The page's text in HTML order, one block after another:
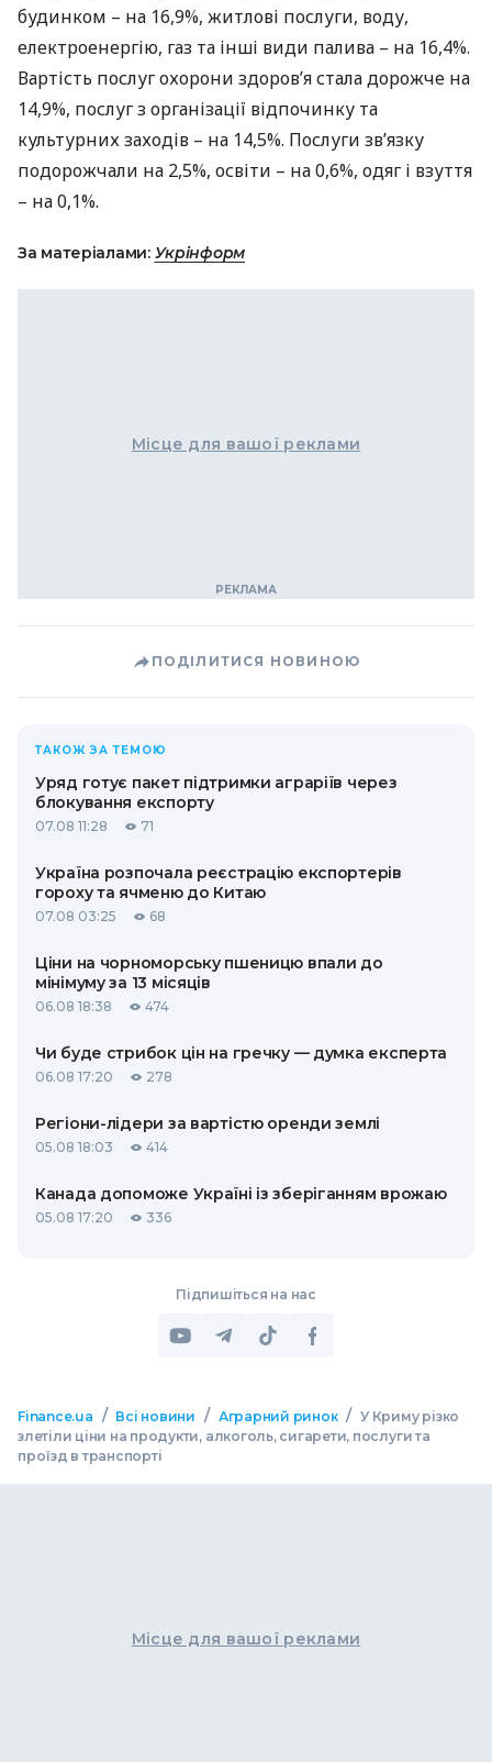
будинком – на 16,9%, житлові послуги, воду,
електроенергію, газ та інші види палива – на 16,4%.
Вартість послуг охорони здоров’я стала дорожче на
14,9%, послуг з організації відпочинку та
культурних заходів – на 14,5%. Послуги зв’язку
подорожчали на 2,5%, освіти – на 0,6%, одяг і взуття
– на 0,1%.
За матеріалами: Укрінформ
Місце для вашої реклами
ПОДІЛИТИСЯ НОВИНОЮ
ТАКОЖ ЗА ТЕМОЮ
Уряд готує пакет підтримки аграріїв через
блокування експорту
07.08 11:28 71
Україна розпочала реєстрацію експортерів
гороху та ячменю до Китаю
07.08 03:25 68
Ціни на чорноморську пшеницю впали до
мінімуму за 13 місяців
06.08 18:38 474
Чи буде стрибок цін на гречку — думка експерта
06.08 17:20 278
Регіони-лідери за вартістю оренди землі
05.08 18:03 414
Канада допоможе Україні із зберіганням врожаю
05.08 17:20 336
Підпишіться на нас
Finance.ua / Всі новини / Аграрний ринок / У Криму різко
злетіли ціни на продукти, алкоголь, сигарети, послуги та
проїзд в транспорті
Місце для вашої реклами